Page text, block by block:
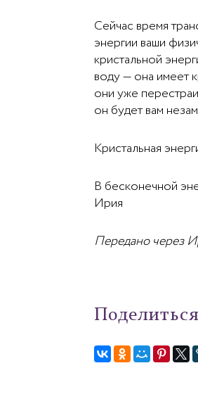
Сейчас время
энергии ваши
кристальной
воду — она имеет
они уже
он будет вам
Кристальная
В бесконечной
Ирия
Передано через